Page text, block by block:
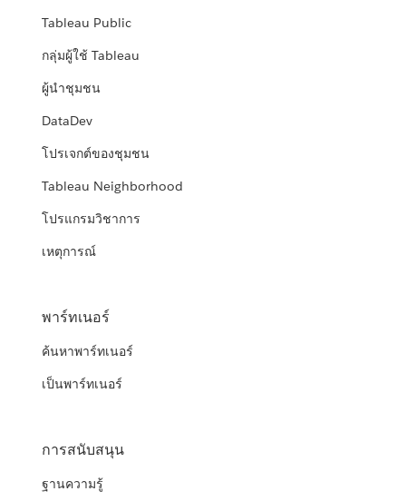
Tableau Public
กลุ่มผู้ใช้ Tableau
ผู้นำชุมชน
DataDev
โปรเจกต์ของชุมชน
Tableau Neighborhood
โปรแกรมวิชาการ
เหตุการณ์
พาร์ทเนอร์
ค้นหาพาร์ทเนอร์
เป็นพาร์ทเนอร์
การสนับสนุน
ฐานความรู้